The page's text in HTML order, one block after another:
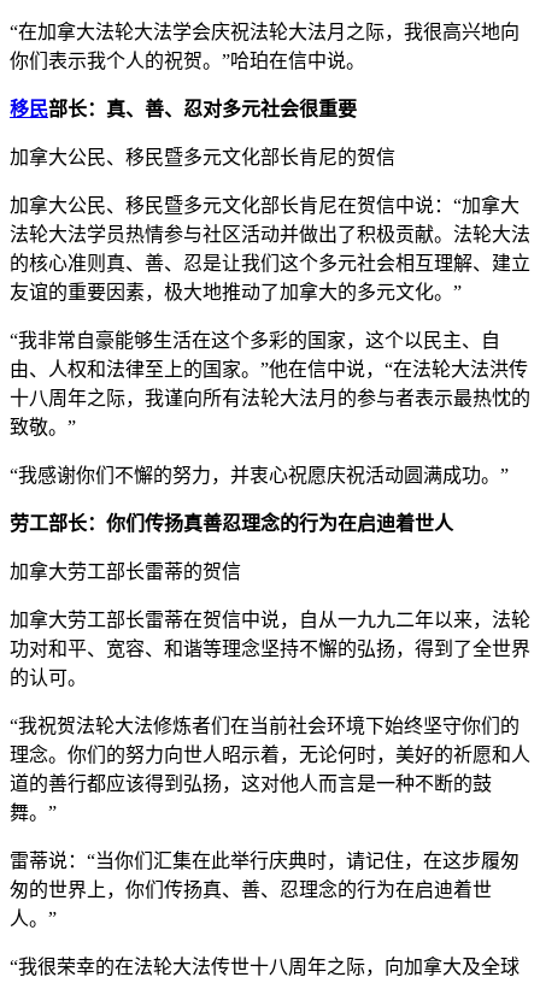
“在加拿大法轮大法学会庆祝法轮大法月之际，我很高兴地向
你们表示我个人的祝贺。”哈珀在信中说。
移民部长：真、善、忍对多元社会很重要
加拿大公民、移民暨多元文化部长肯尼的贺信
加拿大公民、移民暨多元文化部长肯尼在贺信中说：“加拿大
法轮大法学员热情参与社区活动并做出了积极贡献。法轮大法
的核心准则真、善、忍是让我们这个多元社会相互理解、建立
友谊的重要因素，极大地推动了加拿大的多元文化。”
“我非常自豪能够生活在这个多彩的国家，这个以民主、自
由、人权和法律至上的国家。”他在信中说，“在法轮大法洪传
十八周年之际，我谨向所有法轮大法月的参与者表示最热忱的
致敬。”
“我感谢你们不懈的努力，并衷心祝愿庆祝活动圆满成功。”
劳工部长：你们传扬真善忍理念的行为在启迪着世人
加拿大劳工部长雷蒂的贺信
加拿大劳工部长雷蒂在贺信中说，自从一九九二年以来，法轮
功对和平、宽容、和谐等理念坚持不懈的弘扬，得到了全世界
的认可。
“我祝贺法轮大法修炼者们在当前社会环境下始终坚守你们的
理念。你们的努力向世人昭示着，无论何时，美好的祈愿和人
道的善行都应该得到弘扬，这对他人而言是一种不断的鼓
舞。”
雷蒂说：“当你们汇集在此举行庆典时，请记住，在这步履匆
匆的世界上，你们传扬真、善、忍理念的行为在启迪着世
人。”
“我很荣幸的在法轮大法传世十八周年之际，向加拿大及全球